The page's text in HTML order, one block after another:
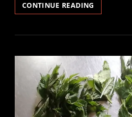
CONTINUE READING
GALLIZIO